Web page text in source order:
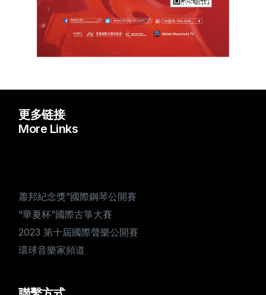
更多链接
More Links
蕭邦紀念獎”國際鋼琴公開賽
“華夏杯”國際古箏大賽
2023 第十屆國際聲樂公開賽
環球音樂家頻道